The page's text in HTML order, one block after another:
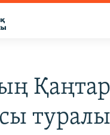
Қаңтар
туралы